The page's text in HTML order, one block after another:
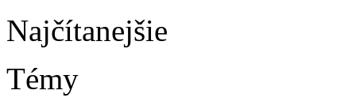
Najčítanejšie
Témy